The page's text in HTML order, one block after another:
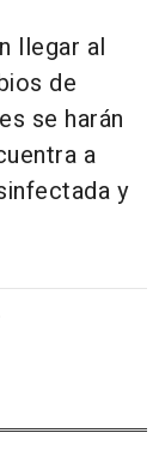
llegar al
de
se harán
a
y